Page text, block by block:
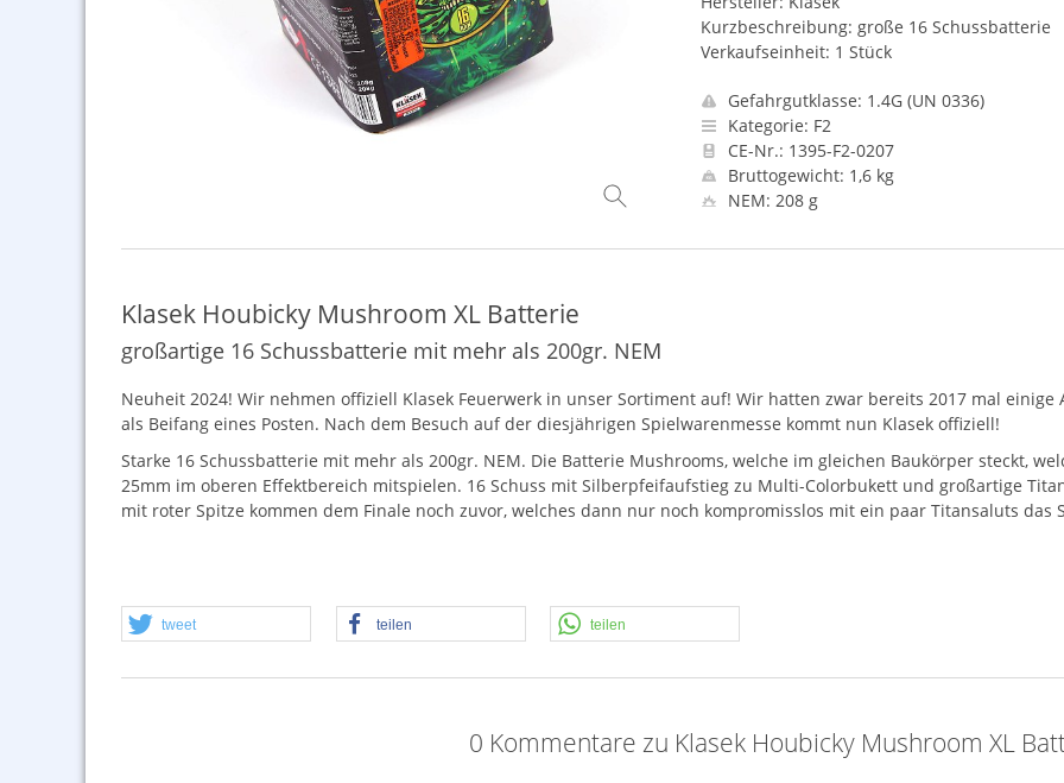
Kurzbeschreibung: große 16 Schussbatterie
Verkaufseinheit: 1 Stück
Gefahrgutklasse: 1.4G (UN 0336)
Kategorie: F2
CE-Nr.: 1395-F2-0207
Bruttogewicht: 1,6 kg
NEM: 208 g
Klasek Houbicky Mushroom XL Batterie
großartige 16 Schussbatterie mit mehr als 200gr. NEM
Neuheit 2024! Wir nehmen offiziell Klasek Feuerwerk in unser Sortiment auf! Wir hatten zwar bereits 2017 mal
als Beifang eines Posten. Nach dem Besuch auf der diesjährigen Spielwarenmesse kommt nun Klasek offiziell!
Starke 16 Schussbatterie mit mehr als 200gr. NEM. Die Batterie Mushrooms, welche im gleichen Baukörper steckt,
25mm im oberen Effektbereich mitspielen. 16 Schuss mit Silberpfeifaufstieg zu Multi-Colorbukett und großartige
mit roter Spitze kommen dem Finale noch zuvor, welches dann nur noch kompromisslos mit ein paar Titansaluts das
tweet teilen teilen
0 Kommentare zu Klasek Houbicky Mushroom XL